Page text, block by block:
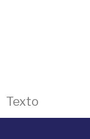
Texto